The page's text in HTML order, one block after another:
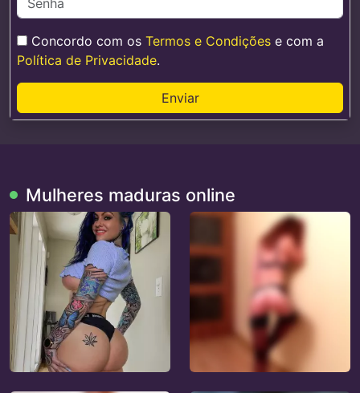
Concordo com os Termos e Condições e com a
Política de Privacidade.
Enviar
Mulheres maduras online